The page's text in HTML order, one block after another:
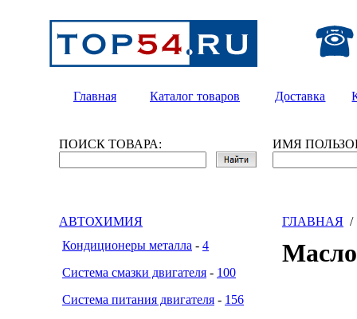
Главная Каталог товаров Доставка
ПОИСК ТОВАРА: ИМЯ
АВТОХИМИЯ
Кондиционеры металла - 4
Система смазки двигателя - 100
Система питания двигателя - 156
ГЛАВНАЯ